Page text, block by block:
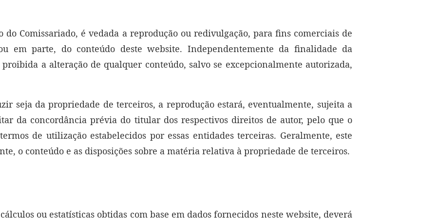
do Comissariado, é vedada a reprodução ou redivulgação, para fins comerciais de
em parte, do conteúdo deste website. Independentemente da finalidade da
a alteração de qualquer conteúdo, salvo se excepcionalmente autorizada,
seja da propriedade de terceiros, a reprodução estará, eventualmente, sujeita a
da concordância prévia do titular dos respectivos direitos de autor, pelo que o
de utilização estabelecidos por essas entidades terceiras. Geralmente, este
o conteúdo e as disposições sobre a matéria relativa à propriedade de terceiros.
ou estatísticas obtidas com base em dados fornecidos neste website, deverá